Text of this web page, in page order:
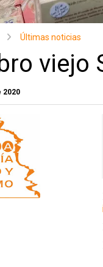
Últimas noticias
viejo
2020